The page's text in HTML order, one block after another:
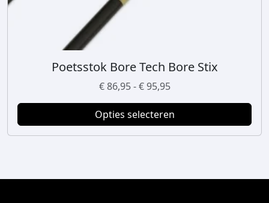
Poetsstok Bore Tech Bore Stix
€86,95 - €95,95P
r
i
j
Opties selecteren
p
r
o
c